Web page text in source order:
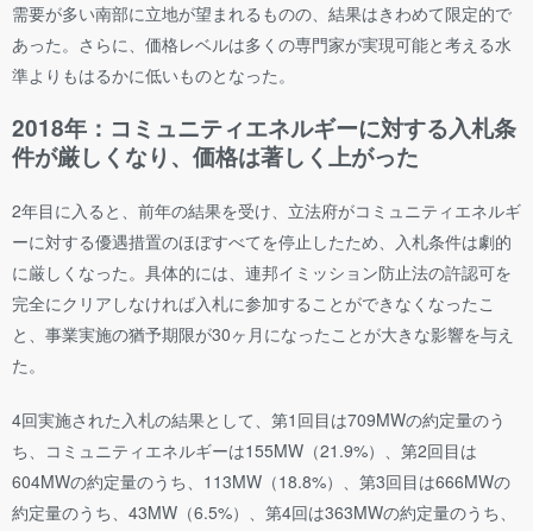
需要が多い南部に立地が望まれるものの、結果はきわめて限定的で
あった。さらに、価格レベルは多くの専門家が実現可能と考える水
準よりもはるかに低いものとなった。
2018年：コミュニティエネルギーに対する入札条
件が厳しくなり、価格は著しく上がった
2年目に入ると、前年の結果を受け、立法府がコミュニティエネルギ
ーに対する優遇措置のほぼすべてを停止したため、入札条件は劇的
に厳しくなった。具体的には、連邦イミッション防止法の許認可を
完全にクリアしなければ入札に参加することができなくなったこ
と、事業実施の猶予期限が30ヶ月になったことが大きな影響を与え
た。
4回実施された入札の結果として、第1回目は709MWの約定量のう
ち、コミュニティエネルギーは155MW（21.9%）、第2回目は
604MWの約定量のうち、113MW（18.8%）、第3回目は666MWの
約定量のうち、43MW（6.5%）、第4回は363MWの約定量のうち、